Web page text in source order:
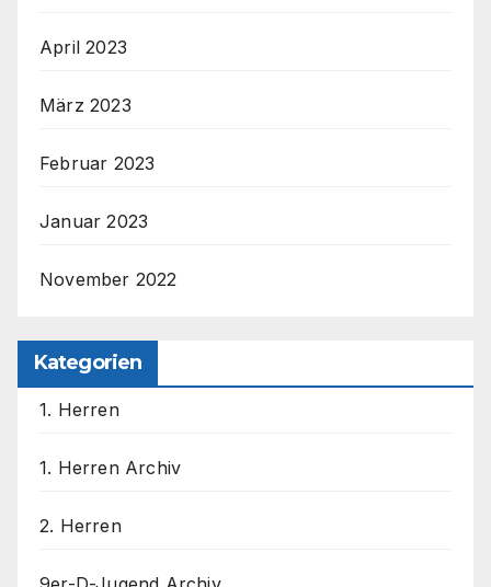
April 2023
März 2023
Februar 2023
Januar 2023
November 2022
Kategorien
1. Herren
1. Herren Archiv
2. Herren